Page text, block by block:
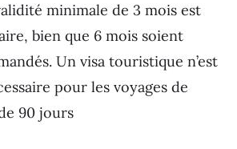
minimale de 3 mois est
bien que 6 mois soient
Un visa touristique n’est
pour les voyages de
90 jours